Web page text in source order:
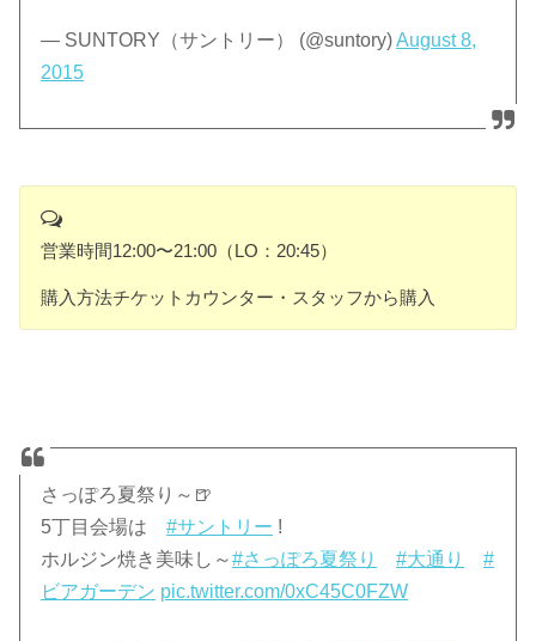
— SUNTORY（サントリー） (@suntory)August 8,
2015
営業時間12:00〜21:00（LO：20:45）
購入方法チケットカウンター・スタッフから購入
さっぽろ夏祭り～🍺
5丁目会場は#サントリー !
ホルジン焼き美味し～#さっぽろ夏祭り #大通り
#
ビアガーデン pic.twitter.com/0xC45C0FZW